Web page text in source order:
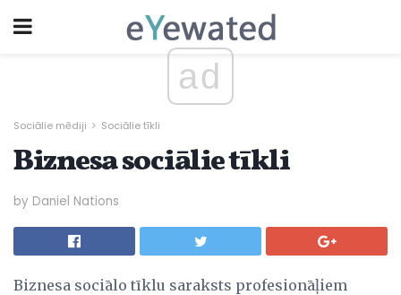
ad
Sociālie mēdiji Sociālie tīkli
Biznesa sociālie tīkli
by Daniel Nations
Biznesa sociālo tīklu saraksts profesionāļiem